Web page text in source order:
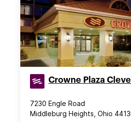
Crowne Plaza
7230 Engle Road
Middleburg Heights, Ohio